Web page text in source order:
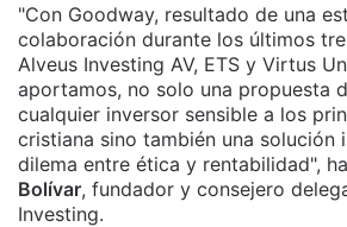
"Con Goodway, resultado de una
colaboración durante los últimos
Alveus Investing AV, ETS y Virtus
aportamos, no solo una propuesta
cualquier inversor sensible a los
cristiana sino también una solución
dilema entre ética y rentabilidad",
Bolívar, fundador y consejero
Investing.